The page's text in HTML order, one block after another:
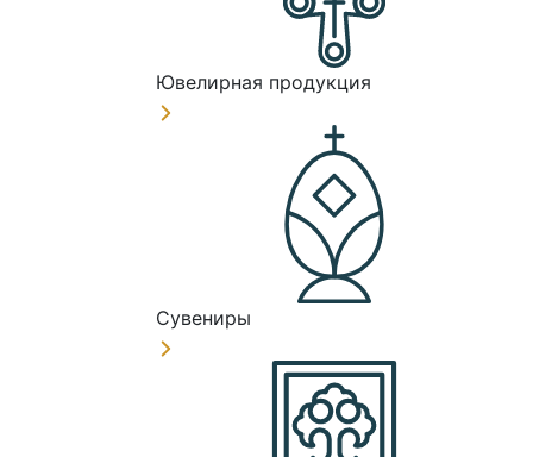
Ювелирная продукция
Сувениры